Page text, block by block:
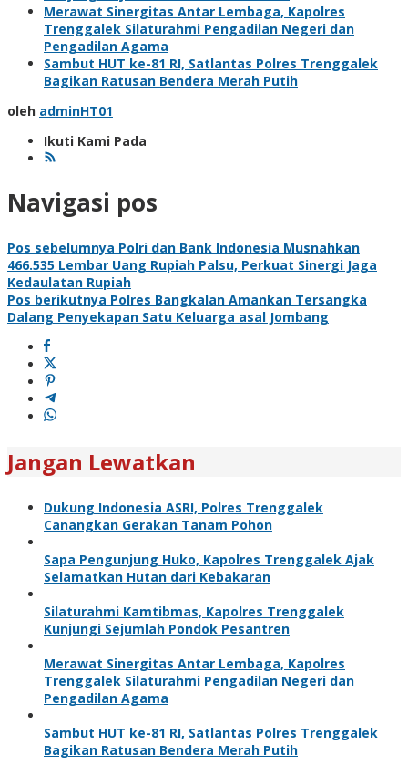
Merawat Sinergitas Antar Lembaga, Kapolres
Trenggalek Silaturahmi Pengadilan Negeri dan
Pengadilan Agama
Sambut HUT ke-81 RI, Satlantas Polres Trenggalek
Bagikan Ratusan Bendera Merah Putih
oleh adminHT01
Ikuti Kami Pada
Navigasi pos
Pos sebelumnya Polri dan Bank Indonesia Musnahkan
466.535 Lembar Uang Rupiah Palsu, Perkuat Sinergi Jaga
Kedaulatan Rupiah
Pos berikutnya Polres Bangkalan Amankan Tersangka
Dalang Penyekapan Satu Keluarga asal Jombang
Jangan Lewatkan
Dukung Indonesia ASRI, Polres Trenggalek
Canangkan Gerakan Tanam Pohon
Sapa Pengunjung Huko, Kapolres Trenggalek Ajak
Selamatkan Hutan dari Kebakaran
Silaturahmi Kamtibmas, Kapolres Trenggalek
Kunjungi Sejumlah Pondok Pesantren
Merawat Sinergitas Antar Lembaga, Kapolres
Trenggalek Silaturahmi Pengadilan Negeri dan
Pengadilan Agama
Sambut HUT ke-81 RI, Satlantas Polres Trenggalek
Bagikan Ratusan Bendera Merah Putih